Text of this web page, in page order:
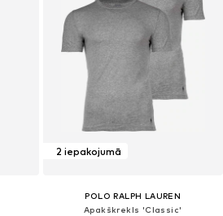
2 iepakojumā
POLO RALPH LAUREN
Apakškrekls 'Classic'